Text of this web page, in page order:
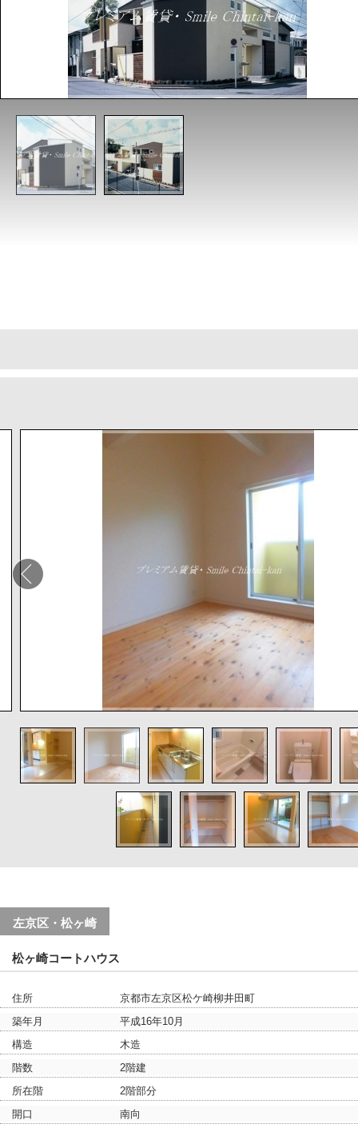
松ヶ崎コートハウス
左京区・松ヶ崎
住所
京都市左京区松ケ崎柳井田町
築年月
平成16年10月
構造
木造
階数
2階建
所在階
2階部分
開口
南向